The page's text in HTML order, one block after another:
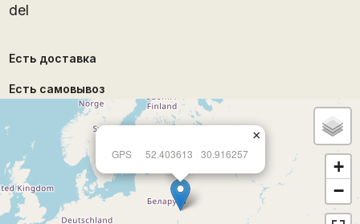
del
Есть доставка
Есть самовывоз
GPS 52.403613 30.916257
×
+
−